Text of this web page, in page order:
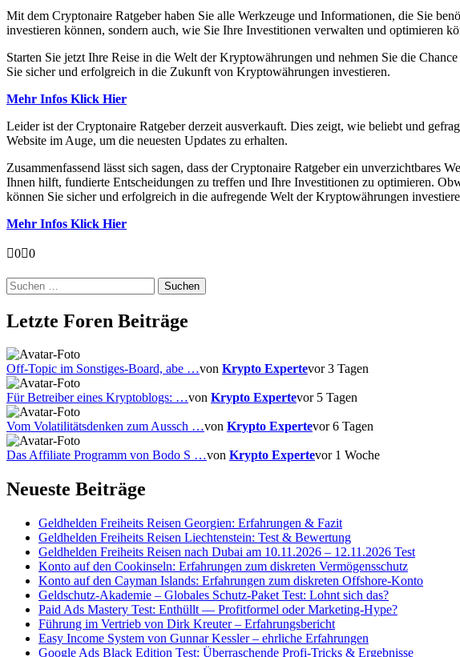
Mit dem Cryptonaire Ratgeber haben Sie alle Werkzeuge und Informationen, die Sie
investieren können, sondern auch, wie Sie Ihre Investitionen verwalten und optimieren
Starten Sie jetzt Ihre Reise in die Welt der Kryptowährungen und nehmen Sie die
Sie sicher und erfolgreich in die Zukunft von Kryptowährungen investieren.
Mehr Infos Klick Hier
Leider ist der Cryptonaire Ratgeber derzeit ausverkauft. Dies zeigt, wie beliebt und
Website im Auge, um die neuesten Updates zu erhalten.
Zusammenfassend lässt sich sagen, dass der Cryptonaire Ratgeber ein
Ihnen hilft, fundierte Entscheidungen zu treffen und Ihre Investitionen zu optimieren.
können Sie sicher und erfolgreich in die aufregende Welt der Kryptowährungen
Mehr Infos Klick Hier
Anklicken
Daumen
nach
0 Anklicken
Daumen
nach
0
Suchen
nach:
Letzte Foren Beiträge
Off-Topic im Sonstiges-Board, abe …von Krypto Expertevor 3 Tagen
Für Betreiber eines Kryptoblogs: …von Krypto Expertevor 5 Tagen
Vom Volatilitätsdenken zum Aussch …von Krypto Expertevor 6 Tagen
Das Affiliate Programm von Bodo S …von Krypto Expertevor 1 Woche
Neueste Beiträge
Geldhelden Freiheits Reisen Georgien: Erfahrungen & Fazit
Geldhelden Freiheits Reisen Liechtenstein: Test & Bewertung
Geldhelden Freiheits Reisen nach Dubai am 10.11.2026 – 12.11.2026 Test
Konto auf den Cookinseln: Erfahrungen zum diskreten Vermögensschutz
Konto auf den Cayman Islands: Erfahrungen zum diskreten Offshore-Konto
Geldschutz-Akademie – Globales Schutz-Paket Test: Lohnt sich das?
Paid Ads Mastery Test: Enthüllt — Profitformel oder Marketing-Hype?
Führung im Vertrieb von Dirk Kreuter – Erfahrungsbericht
Easy Income System von Gunnar Kessler – ehrliche Erfahrungen
Google Ads Black Edition Test: Überraschende Profi-Tricks & Ergebnisse